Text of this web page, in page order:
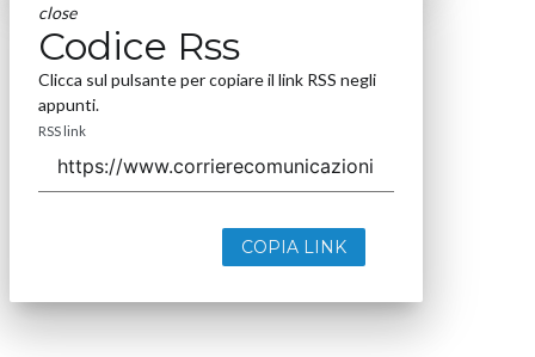
close
Codice Rss
Clicca sul pulsante per copiare il link RSS negli
appunti.
RSS link
COPIA LINK